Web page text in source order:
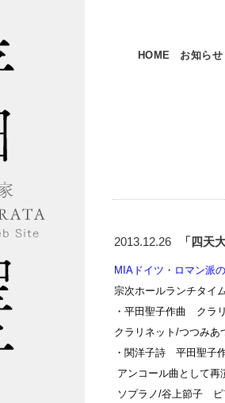
HOME お知らせ
2013.12.26 「四天
MIAドイツ・ロマン派
宗次ホールランチタイ
・平田聖子作曲 クラ
クラリネット/つつみ
・関洋子詩 平田聖子
アンコール曲として再
ソプラノ/谷上節子 ピ